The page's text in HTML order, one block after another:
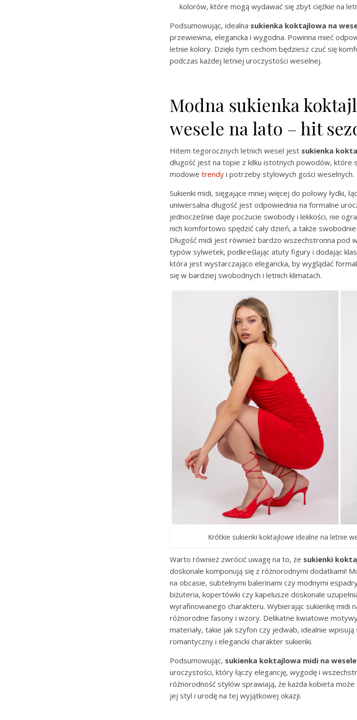
kolorów, które mogą wydawać się zbyt ciężkie na
Podsumowując, idealna sukienka koktajlowa na
przewiewna, elegancka i wygodna. Powinna mieć
letnie kolory. Dzięki tym cechom będziesz czuć się
podczas każdej letniej uroczystości weselnej.
Modna sukienka
wesele na lato – hit
Hitem tegorocznych letnich wesel jest sukienka
długość jest na topie z kilku istotnych powodów, które
modowe trendy i potrzeby stylowych gości weselnych.
Sukienki midi, sięgające mniej więcej do połowy łydki,
uniwersalna długość jest odpowiednia na formalne
jednocześnie daje poczucie swobody i lekkości, nie
nich komfortowo spędzić cały dzień, a także
Długość midi jest również bardzo wszechstronna pod
typów sylwetek, podkreślając atuty figury i dodając
która jest wystarczająco elegancka, by wyglądać
się w bardziej swobodnych i letnich klimatach.
Krótkie sukienki koktajlowe idealne na letnie
Warto również zwrócić uwagę na to, że sukienki
doskonale komponują się z różnorodnymi dodatkami!
na obcasie, subtelnymi balerinami czy modnymi
biżuteria, kopertówki czy kapelusze doskonale
wyrafinowanego charakteru. Wybierając sukienkę midi
różnorodne fasony i wzory. Delikatne kwiatowe
materiały, takie jak szyfon czy jedwab, idealnie
romantyczny i elegancki charakter sukienki.
Podsumowując, sukienka koktajlowa midi na wesele
uroczystości, który łączy elegancję, wygodę i
różnorodność stylów sprawiają, że każda kobieta
jej styl i urodę na tej wyjątkowej okazji.